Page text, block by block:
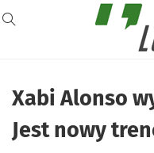
Xabi Alonso
Jest nowy